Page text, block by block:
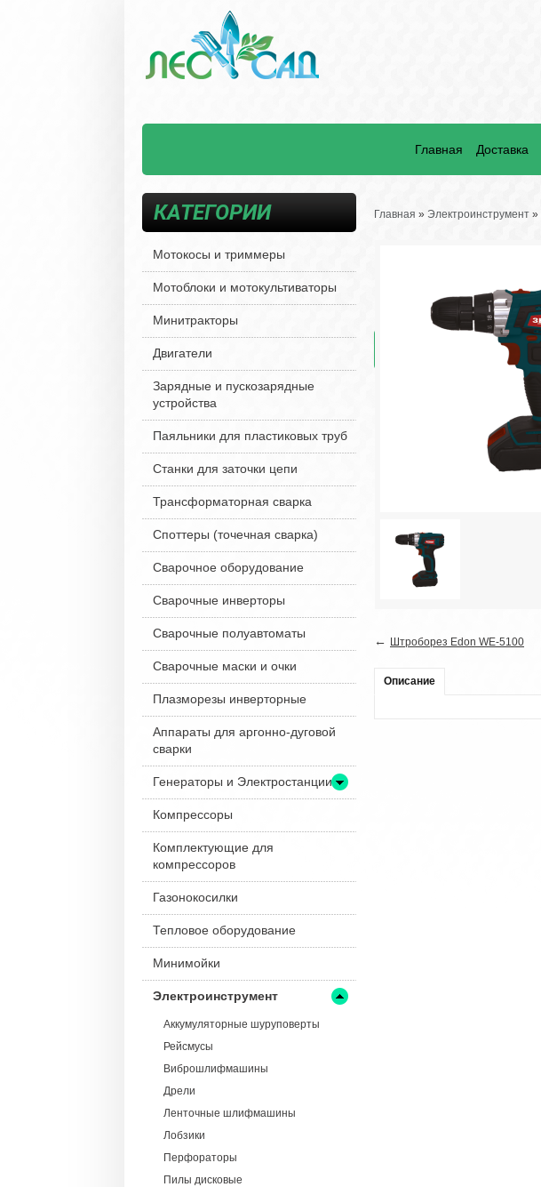
Главная Доставка
КАТЕГОРИИ
Мотокосы и триммеры
Мотоблоки и мотокультиваторы
Минитракторы
Двигатели
Зарядные и пускозарядные
устройства
Паяльники для пластиковых труб
Станки для заточки цепи
Трансформаторная сварка
Споттеры (точечная сварка)
Сварочное оборудование
Сварочные инверторы
Сварочные полуавтоматы
Сварочные маски и очки
Плазморезы инверторные
Аппараты для аргонно-дуговой
сварки
Генераторы и Электростанции
Компрессоры
Комплектующие для
компрессоров
Газонокосилки
Тепловое оборудование
Минимойки
Электроинструмент
Аккумуляторные шуруповерты
Рейсмусы
Виброшлифмашины
Дрели
Ленточные шлифмашины
Лобзики
Перфораторы
Пилы дисковые
Главная » Электроинструмент »
← Штроборез Edon WE-5100
Описание